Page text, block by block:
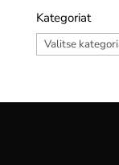
Kategoriat
Kategoriat